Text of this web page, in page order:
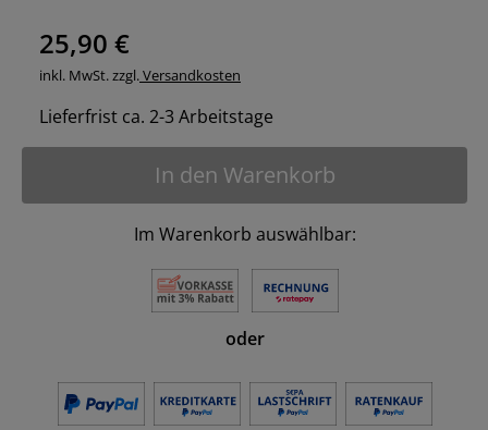
25,90 €
inkl. MwSt. zzgl.Versandkosten
Lieferfrist ca. 2-3 Arbeitstage
In den Warenkorb
Im Warenkorb auswählbar:
oder